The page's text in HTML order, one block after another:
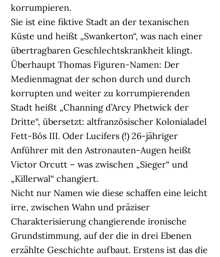
korrumpieren.
Sie ist eine fiktive Stadt an der texanischen
Küste und heißt „Swankerton“, was nach einer
übertragbaren Geschlechtskrankheit klingt.
Überhaupt Thomas Figuren-Namen: Der
Medienmagnat der schon durch und durch
korrupten und weiter zu korrumpierenden
Stadt heißt „Channing d’Arcy Phetwick der
Dritte“, übersetzt: altfranzösischer Kolonialadel
Fett-Bös III. Oder Lucifers (!) 26-jähriger
Anführer mit den Astronauten-Augen heißt
Victor Orcutt – was zwischen „Sieger“ und
„Killerwal“ changiert.
Nicht nur Namen wie diese schaffen eine leicht
irre, zwischen Wahn und präziser
Charakterisierung changierende ironische
Grundstimmung, auf der die in drei Ebenen
erzählte Geschichte aufbaut. Erstens ist das die